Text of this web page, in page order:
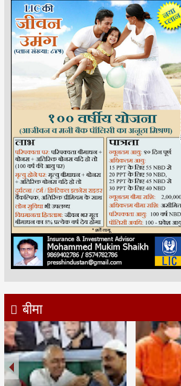
बीमा